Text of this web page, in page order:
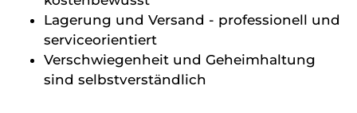
Lagerung und Versand - professionell und
serviceorientiert
Verschwiegenheit und Geheimhaltung
sind selbstverständlich